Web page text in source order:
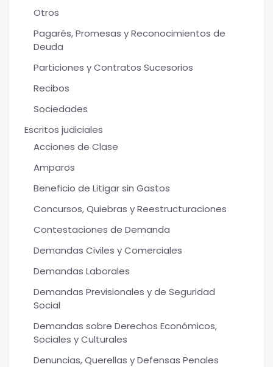
Otros
Pagarés, Promesas y Reconocimientos de
Deuda
Particiones y Contratos Sucesorios
Recibos
Sociedades
Escritos judiciales
Acciones de Clase
Amparos
Beneficio de Litigar sin Gastos
Concursos, Quiebras y Reestructuraciones
Contestaciones de Demanda
Demandas Civiles y Comerciales
Demandas Laborales
Demandas Previsionales y de Seguridad
Social
Demandas sobre Derechos Económicos,
Sociales y Culturales
Denuncias, Querellas y Defensas Penales